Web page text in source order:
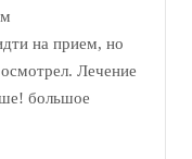
на прием, но
Лечение
большое